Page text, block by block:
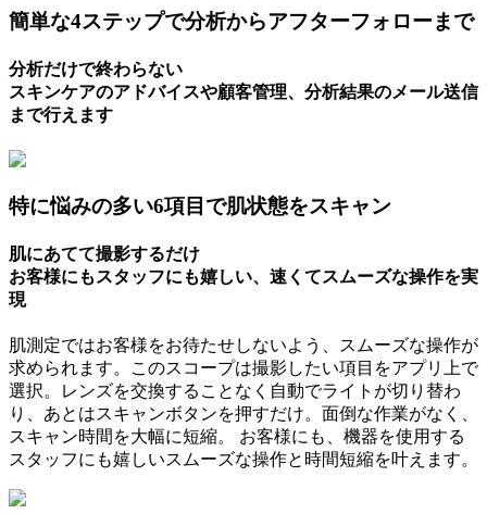
簡単な4ステップで分析からアフターフォローまで
分析だけで終わらない
スキンケアのアドバイスや顧客管理、分析結果のメール送信
まで行えます
特に悩みの多い6項目で肌状態をスキャン
肌にあてて撮影するだけ
お客様にもスタッフにも嬉しい、速くてスムーズな操作を実
現
肌測定ではお客様をお待たせしないよう、スムーズな操作が
求められます。このスコープは撮影したい項目をアプリ上で
選択。レンズを交換することなく自動でライトが切り替わ
り、あとはスキャンボタンを押すだけ。面倒な作業がなく、
スキャン時間を大幅に短縮。 お客様にも、機器を使用する
スタッフにも嬉しいスムーズな操作と時間短縮を叶えます。